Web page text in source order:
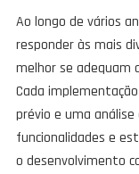
Ao longo de vários
responder às mais
melhor se adequam
Cada
prévio e uma análise
funcionalidades e
o desenvolvimento